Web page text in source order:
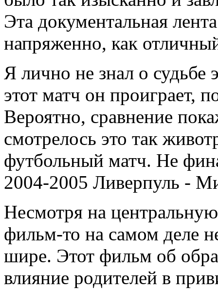
Эта документальная
напряженно, как
Я лично не знал о судьбе
этот матч он проиграет,
Вероятно, сравнение
смотрелось это так
футбольный матч. Не
2004-2005 Ливерпуль -
Несмотря на
фильм-то на самом деле
шире. Этот фильм об
влияние родителей в